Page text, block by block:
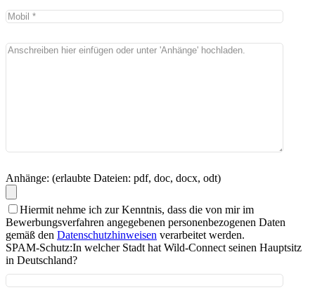
Anhänge: (erlaubte Dateien: pdf, doc, docx, odt)
Hiermit nehme ich zur Kenntnis, dass die von mir im
Bewerbungsverfahren angegebenen personenbezogenen Daten
gemäß den Datenschutzhinweisen verarbeitet werden.
SPAM-Schutz:In welcher Stadt hat Wild-Connect seinen Hauptsitz
in Deutschland?